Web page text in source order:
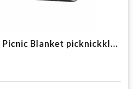
MacBlanket GRS Picnic Blanket picknickkleed